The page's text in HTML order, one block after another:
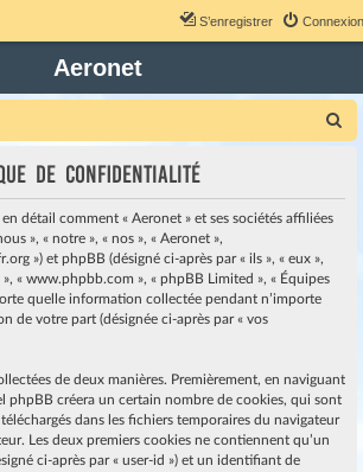
Connexion
S’enregistrer
Aeronet
r
de confidentialité
détail comment « Aeronet » et ses sociétés affiliées
», « notre », « nos », « Aeronet »,
») et phpBB (désigné ci-après par « ils », « eux »,
« www.phpbb.com », « phpBB Limited », « Équipes
quelle information collectée pendant n’importe
de votre part (désignée ci-après par « vos
de deux manières. Premièrement, en naviguant
phpBB créera un certain nombre de cookies, qui sont
dans les fichiers temporaires du navigateur
Les deux premiers cookies ne contiennent qu’un
ci-après par « user-id ») et un identifiant de